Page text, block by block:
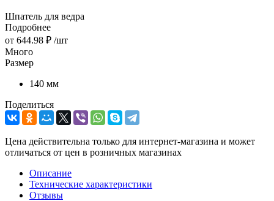
Шпатель для ведра
Подробнее
от 644.98 ₽ /шт
Много
Размер
140 мм
Поделиться
Цена действительна только для интернет-магазина и может
отличаться от цен в розничных магазинах
Описание
Технические характеристики
Отзывы